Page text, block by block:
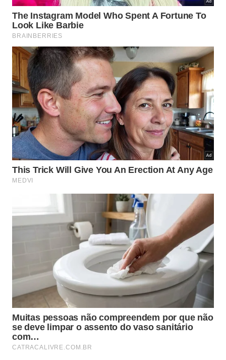
A terapia antirretroviral ajuda a reduzir a carga viral e
garante qualidade de vida às pessoas com HIV. -
iStock/jarun011
Terapia antirretroviral e controle do
Identificar a infecção precocemente permite que o
tratamento seja iniciado rapidamente. No Brasil, o
Sistema Único de Saúde (SUS) disponibiliza
gratuitamente a terapia antirretroviral (TAR) para
todas as pessoas diagnosticadas com HIV.